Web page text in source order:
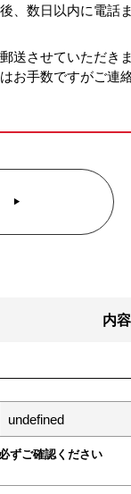
、数日以内に電話
送させていただきま
手数ですがご連
内
必ずご確認ください